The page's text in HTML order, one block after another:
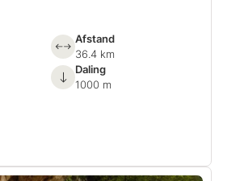
Afstand
36.4 km
Daling
1000 m